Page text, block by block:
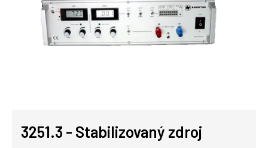
3251.3 - Stabilizovaný zdroj